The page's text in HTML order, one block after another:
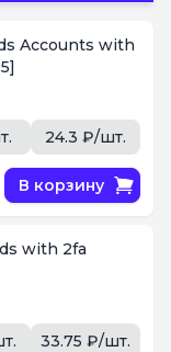
Accounts with
24.3 ₽/шт.
В корзину
with 2fa
33.75 ₽/шт.